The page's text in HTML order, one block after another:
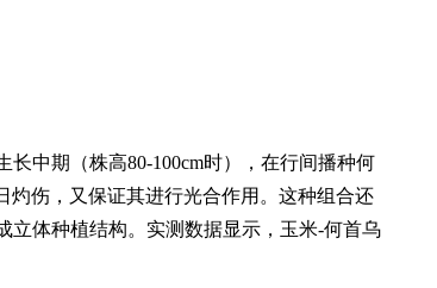
中期（株高80-100cm时），在行间播种何
灼伤，又保证其进行光合作用。这种组合还
立体种植结构。实测数据显示，玉米-何首乌